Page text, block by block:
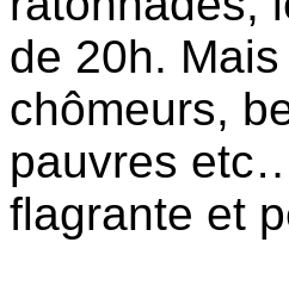
de 20h.
chômeurs,
pauvres
flagrante et